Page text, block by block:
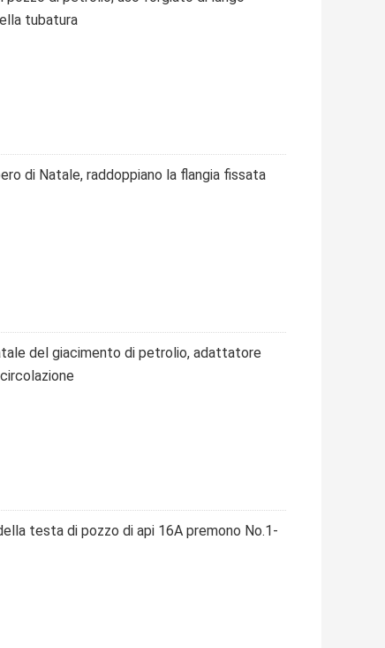
tubatura
di Natale, raddoppiano la flangia fissata
del giacimento di petrolio, adattatore
testa di pozzo di api 16A premono No.1-